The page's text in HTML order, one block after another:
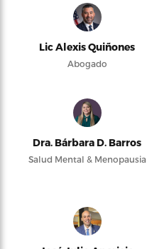
Lic Alexis Quiñones
Abogado
Dra. Bárbara D. Barros
Salud Mental & Menopausia